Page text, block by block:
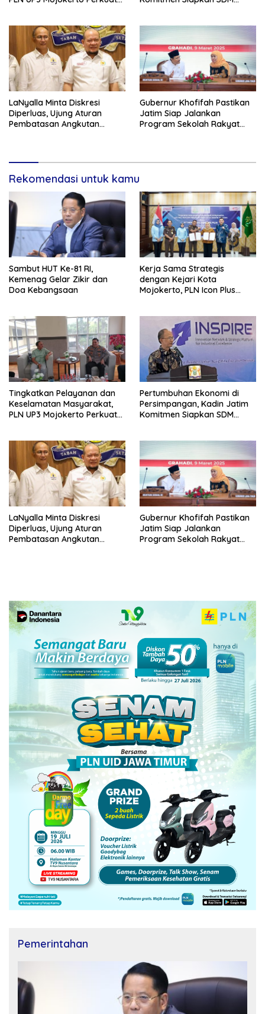
LaNyalla Minta Diskresi
Diperluas, Ujung Aturan
Pembatasan Angkutan
Gubernur Khofifah Pastikan
Jatim Siap Jalankan
Program Sekolah Rakyat
Rekomendasi untuk kamu
Sambut HUT Ke-81 RI,
Kemenag Gelar Zikir dan
Doa Kebangsaan
Kerja Sama Strategis
dengan Kejari Kota
Mojokerto, PLN Icon Plus
Tingkatkan Pelayanan dan
Keselamatan Masyarakat,
PLN UP3 Mojokerto Perkuat
Pertumbuhan Ekonomi di
Persimpangan, Kadin Jatim
Komitmen Siapkan SDM
LaNyalla Minta Diskresi
Diperluas, Ujung Aturan
Pembatasan Angkutan
Gubernur Khofifah Pastikan
Jatim Siap Jalankan
Program Sekolah Rakyat
Pemerintahan